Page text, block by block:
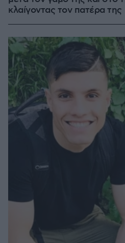
κλαίγοντας τον πατέρα της